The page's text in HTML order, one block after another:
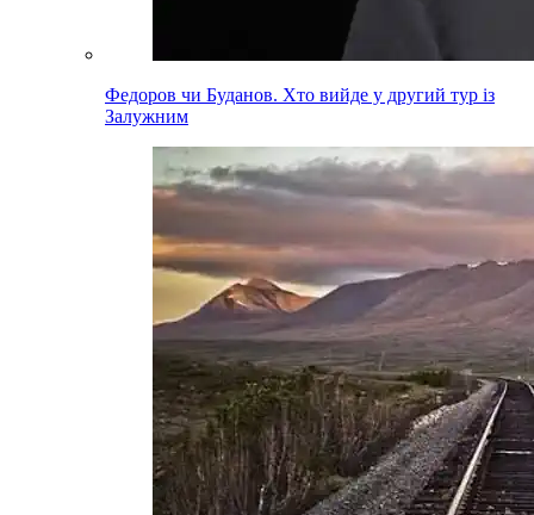
Федоров чи Буданов. Хто вийде у другий тур із
Залужним